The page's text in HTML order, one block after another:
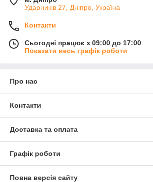
Ударників 27, Дніпро, Україна
Контакти
Сьогодні працює з 09:00 до 17:00
Показати весь графік роботи
Про нас
Контакти
Доставка та оплата
Графік роботи
Повна версія сайту